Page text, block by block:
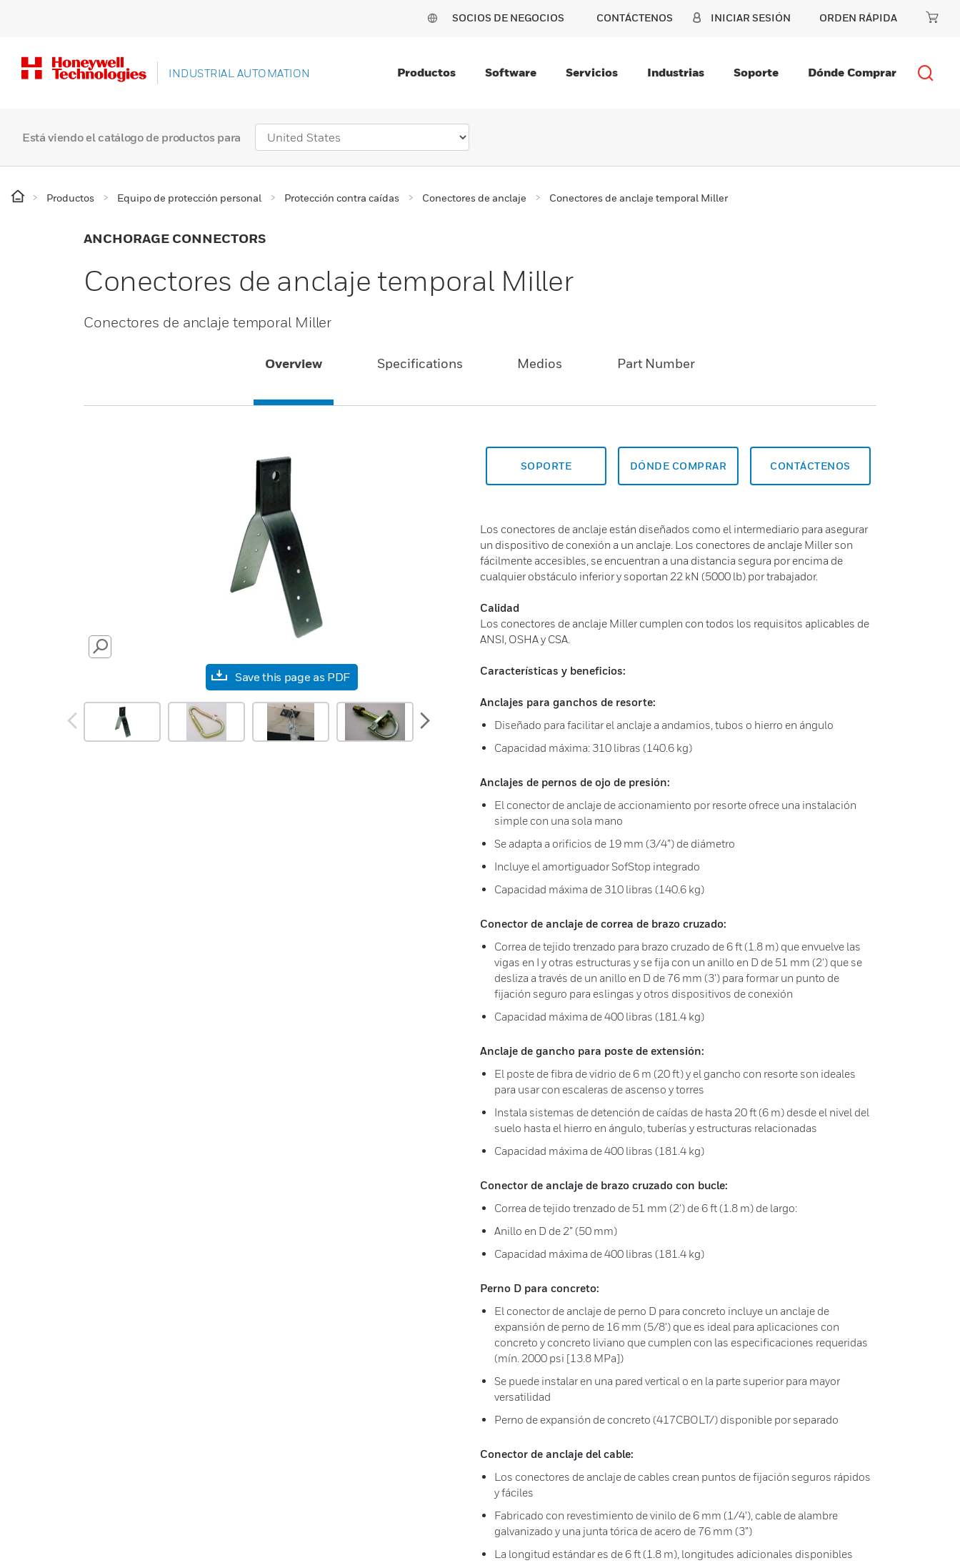
SOCIOS DE NEGOCIOS CONTÁCTENOS INICIAR SESIÓN ORDEN RÁPIDA
INDUSTRIAL AUTOMATION Productos Software Servicios Industrias Soporte Dónde Comprar
Está viendo el catálogo de productos para
Productos Equipo de protección personal Protección contra caídas Conectores de anclaje Conectores de anclaje temporal Miller
ANCHORAGE CONNECTORS
Conectores de anclaje temporal Miller
Conectores de anclaje temporal Miller
Overview Specifications Medios Part Number
SEARCH
Save this page as PDF
SOPORTE DÓNDE COMPRAR CONTÁCTENOS
Los conectores de anclaje están diseñados como el intermediario para asegurar
un dispositivo de conexión a un anclaje. Los conectores de anclaje Miller son
fácilmente accesibles, se encuentran a una distancia segura por encima de
cualquier obstáculo inferior y soportan 22 kN (5000 lb) por trabajador.
Calidad
Los conectores de anclaje Miller cumplen con todos los requisitos aplicables de
ANSI, OSHA y CSA.
Características y beneficios:
Anclajes para ganchos de resorte:
Diseñado para facilitar el anclaje a andamios, tubos o hierro en ángulo
Capacidad máxima: 310 libras (140.6 kg)
Anclajes de pernos de ojo de presión:
El conector de anclaje de accionamiento por resorte ofrece una instalación
simple con una sola mano
Se adapta a orificios de 19 mm (3/4”) de diámetro
Incluye el amortiguador SofStop integrado
Capacidad máxima de 310 libras (140.6 kg)
Conector de anclaje de correa de brazo cruzado:
Correa de tejido trenzado para brazo cruzado de 6 ft (1.8 m) que envuelve las
vigas en I y otras estructuras y se fija con un anillo en D de 51 mm (2') que se
desliza a través de un anillo en D de 76 mm (3') para formar un punto de
fijación seguro para eslingas y otros dispositivos de conexión
Capacidad máxima de 400 libras (181.4 kg)
Anclaje de gancho para poste de extensión:
El poste de fibra de vidrio de 6 m (20 ft) y el gancho con resorte son ideales
para usar con escaleras de ascenso y torres
Instala sistemas de detención de caídas de hasta 20 ft (6 m) desde el nivel del
suelo hasta el hierro en ángulo, tuberías y estructuras relacionadas
Capacidad máxima de 400 libras (181.4 kg)
Conector de anclaje de brazo cruzado con bucle:
Correa de tejido trenzado de 51 mm (2') de 6 ft (1.8 m) de largo:
Anillo en D de 2” (50 mm)
Capacidad máxima de 400 libras (181.4 kg)
Perno D para concreto:
El conector de anclaje de perno D para concreto incluye un anclaje de
expansión de perno de 16 mm (5/8') que es ideal para aplicaciones con
concreto y concreto liviano que cumplen con las especificaciones requeridas
(mín. 2000 psi [13.8 MPa])
Se puede instalar en una pared vertical o en la parte superior para mayor
versatilidad
Perno de expansión de concreto (417CBOLT/) disponible por separado
Conector de anclaje del cable:
Los conectores de anclaje de cables crean puntos de fijación seguros rápidos
y fáciles
Fabricado con revestimiento de vinilo de 6 mm (1/4'), cable de alambre
galvanizado y una junta tórica de acero de 76 mm (3”)
La longitud estándar es de 6 ft (1.8 m), longitudes adicionales disponibles